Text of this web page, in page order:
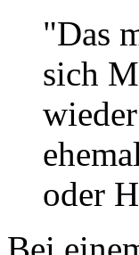
"Das
sich
oder